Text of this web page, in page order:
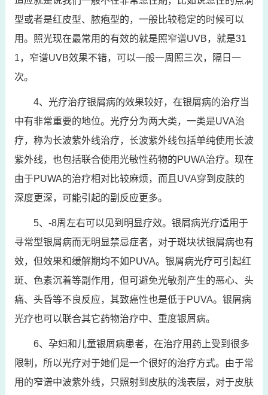
型或者是红皮型、脓疱型的，一般比较稳定的时候可以
用。照光现在最常用的有效的就是照窄谱UVB，就是31
1，窄谱UVB效果不错，可以一般一周照三次，隔日一
次。
4、光疗治疗银屑病的效果较好，在银屑病的治疗当
中有非常重要的地位。光疗分为两大类，一类是UVA治
疗，称为长波紫外线治疗，长波紫外线包括单纯使用长波
紫外线，也包括联合使用光敏性药物的PUWA治疗。现在
由于PUWA的治疗相对比较麻烦，而且UVA穿到皮肤的
深度更深，可能引起的副反应更多。
5、-8周左右可以见到明显疗效。银屑病光疗适用于
寻常型银屑病而无明显禁忌症者，对于斑块状银屑病也有
效，但效果和缓解期均不如PUVA。银屑病光疗可引起红
斑、色素沉着等副作用，但可避免光敏剂产生的恶心、头
痛、头昏等不良反应，其致癌性也是低于PUVA。银屑病
光疗也可以联合其它药物治疗中、重度银屑病。
6、孕妇和儿童银屑病患者，在治疗用药上受到很多
限制，所以光疗对于她们是一个很好的治疗方式。由于常
用的窄谱中波紫外线，只照射到皮肤的浅表层，对于皮肤